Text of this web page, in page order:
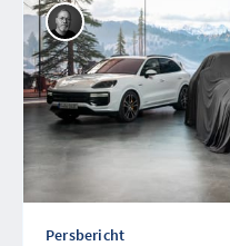
Persbericht